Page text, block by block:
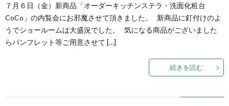
７月６日（金）新商品「オーダーキッチンステラ・洗面化粧台
CoCo」の内覧会にお邪魔させて頂きました。 新商品に釘付けのよ
うでショールームは大盛況でした。 気になる商品がございました
らパンフレット等ご用意させて […]
続きを読む